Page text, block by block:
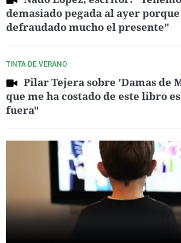
demasiado pegada al ayer porque
defraudado mucho el presente"
TINTA DE VERANO
Pilar Tejera sobre 'Damas de
que me ha costado de este libro
fuera"